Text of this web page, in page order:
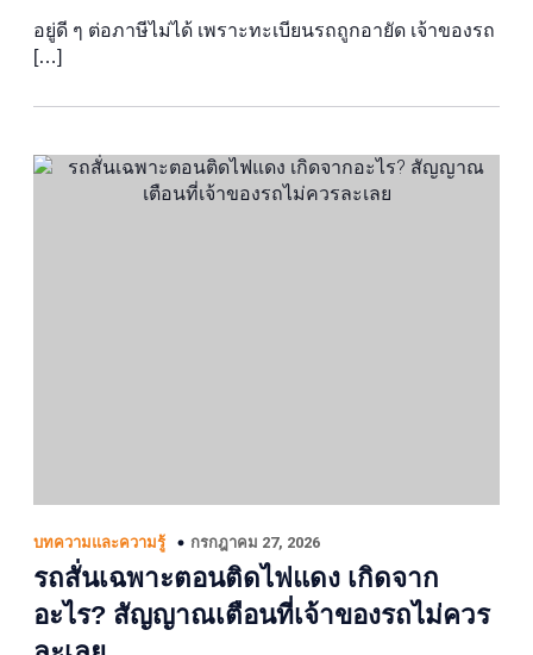
อยู่ดี ๆ ต่อภาษีไม่ได้ เพราะทะเบียนรถถูกอายัด เจ้าของรถ
[…]
บทความและความรู้ กรกฎาคม 27, 2026
รถสั่นเฉพาะตอนติดไฟแดง เกิดจาก
อะไร? สัญญาณเตือนที่เจ้าของรถไม่ควร